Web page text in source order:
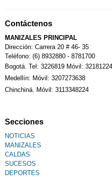
Contáctenos
MANIZALES PRINCIPAL
Dirección: Carrera 20 # 46- 35
Teléfono: (6) 8932880 - 8781700
Bogotá. Tel: 3226819 Móvil:
Medellín: Móvil: 3207273638
Chinchiná. Móvil: 3113348224
Secciones
NOTICIAS
MANIZALES
CALDAS
SUCESOS
DEPORTES